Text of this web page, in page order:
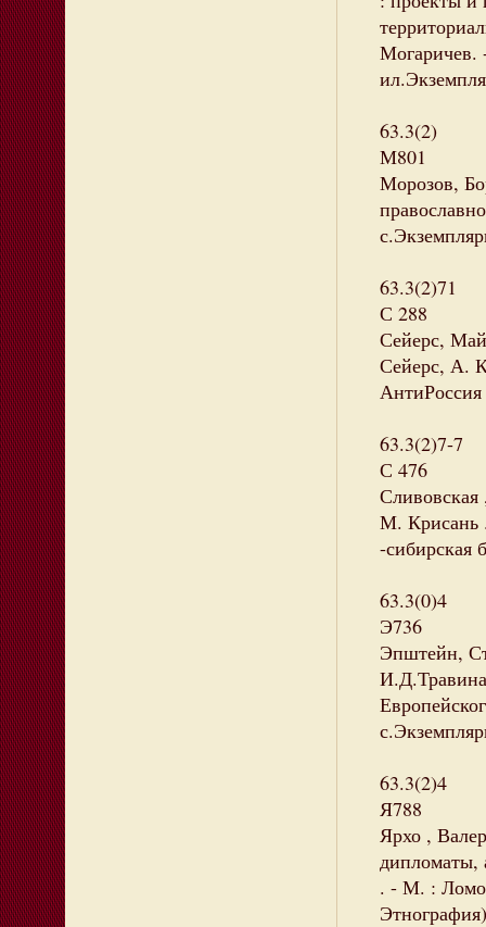
63.3(2)
М801
Морозов,
63.3(2)71
С 288
Сейерс,
Сейерс, А.
63.3(2)7-7
С 476
М. Крисань
-сибирская
63.3(0)4
Э736
Эпштейн,
63.3(2)4
Я788
Ярхо ,
дипломаты,
. - М. :